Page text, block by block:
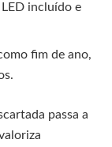
incluído e
fim de ano,
passa a